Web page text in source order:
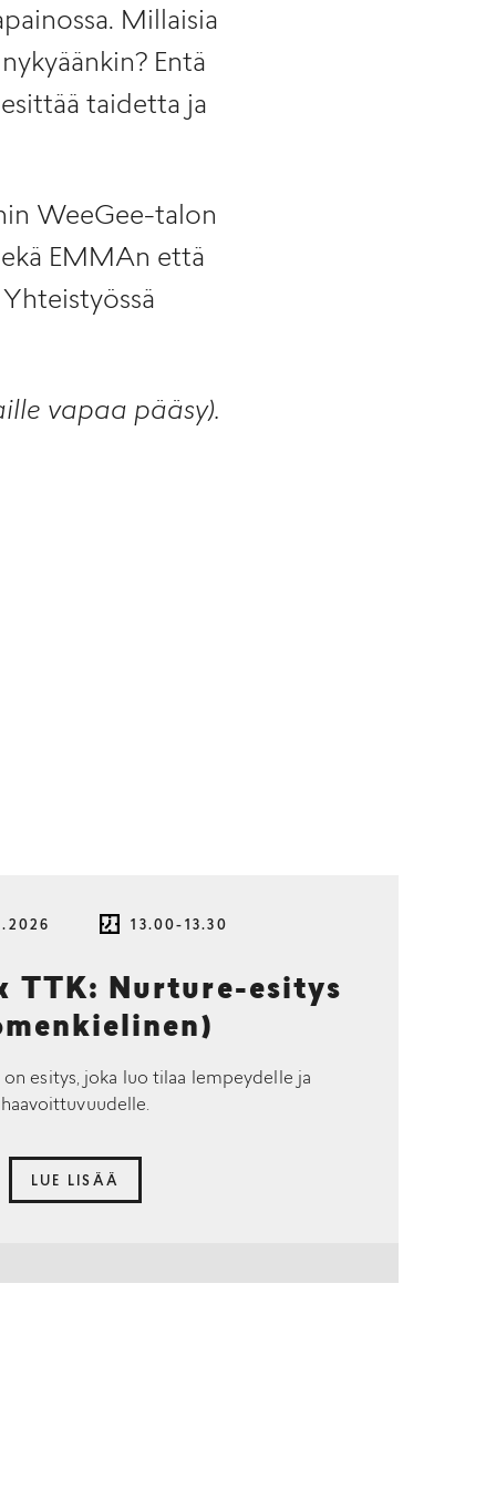
Millaisia
Entä
taidetta ja
WeeGee-talon
EMMAn että
vapaa pääsy).
13.00-13.30
TTK: Nurture-esitys
esitys, joka luo tilaa lempeydelle ja
haavoittuvuudelle.
LUE LISÄÄ